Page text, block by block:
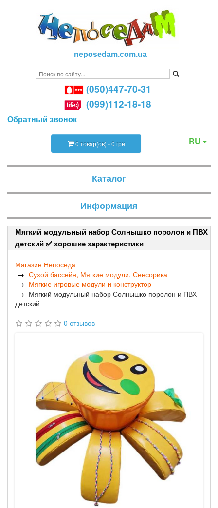
neposedam.com.ua
(050)447-70-31
(099)112-18-18
Обратный звонок
RU
0 товар(ов) - 0 грн
Каталог
Информация
Мягкий модульный набор Солнышко поролон и ПВХ
детский ✅ хорошие характеристики
Магазин Непоседа
Сухой бассейн, Мягкие модули, Сенсорика
Мягкие игровые модули и конструктор
Мягкий модульный набор Солнышко поролон и ПВХ
детский
0 отзывов